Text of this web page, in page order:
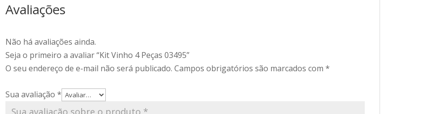
Avaliações
Não há avaliações ainda.
Seja o primeiro a avaliar “Kit Vinho 4 Peças 03495”
O seu endereço de e-mail não será publicado. Campos obrigatórios são marcados com *
Sua avaliação *